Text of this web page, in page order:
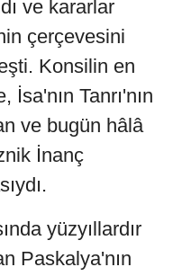
ve kararlar
çerçevesini
Konsilin en
İsa'nın Tanrı'nın
ve bugün hâlâ
İnanç
yüzyıllardır
Paskalya'nın